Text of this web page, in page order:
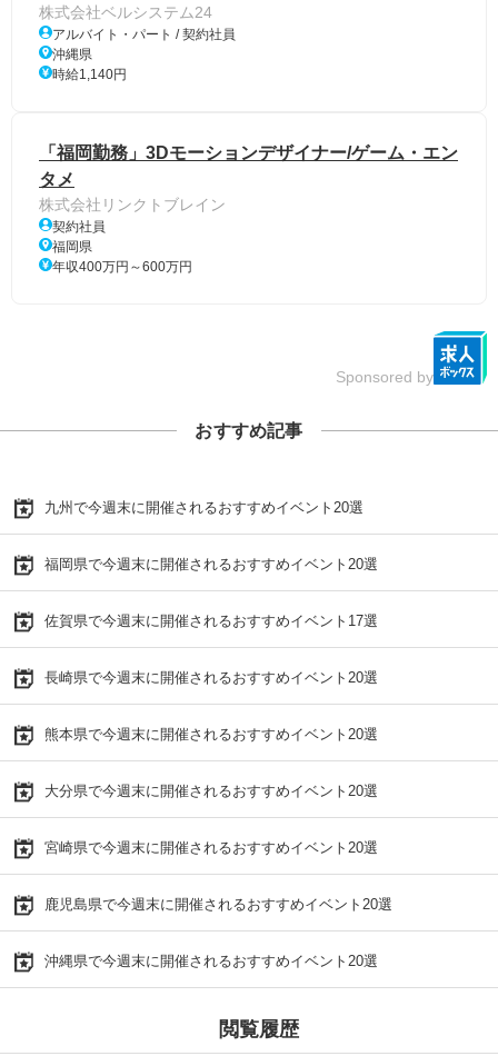
株式会社ベルシステム24
アルバイト・パート / 契約社員
沖縄県
時給1,140円
「福岡勤務」3Dモーションデザイナー/ゲーム・エン
タメ
株式会社リンクトブレイン
契約社員
福岡県
年収400万円～600万円
Sponsored by
おすすめ記事
九州で今週末に開催されるおすすめイベント20選
福岡県で今週末に開催されるおすすめイベント20選
佐賀県で今週末に開催されるおすすめイベント17選
長崎県で今週末に開催されるおすすめイベント20選
熊本県で今週末に開催されるおすすめイベント20選
大分県で今週末に開催されるおすすめイベント20選
宮崎県で今週末に開催されるおすすめイベント20選
鹿児島県で今週末に開催されるおすすめイベント20選
沖縄県で今週末に開催されるおすすめイベント20選
閲覧履歴